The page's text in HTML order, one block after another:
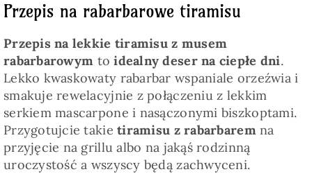
Przepis na rabarbarowe tiramisu
Przepis na lekkie tiramisu z musem
rabarbarowym toidealny deser na ciepłe dni.
Lekko kwaskowaty rabarbar wspaniale orzeźwia i
smakuje rewelacyjnie z połączeniu z lekkim
serkiem mascarpone i nasączonymi biszkoptami.
Przygotujcie takietiramisu z rabarbaremna
przyjęcie na grillu albo na jakąś rodzinną
uroczystość a wszyscy będą zachwyceni.